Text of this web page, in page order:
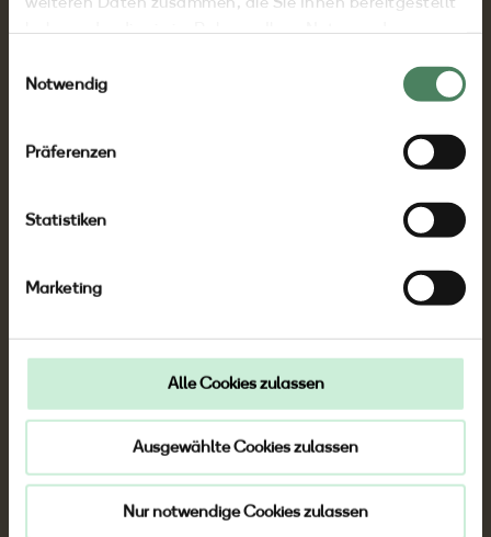
haben oder die sie im Rahmen Ihrer Nutzung der
Notwendig
Präferenzen
Statistiken
Marketing
Alle Cookies zulassen
Ausgewählte Cookies zulassen
Nur notwendige Cookies zulassen
Mehr erfahren
was wir
eigentlich so an
Bremen lieben?